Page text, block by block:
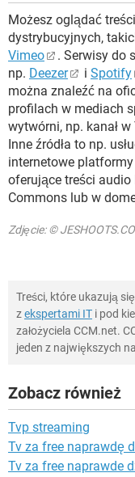
Możesz oglądać
dystrybucyjnych,
Vimeo
. Serwisy do
np. Deezer i Spotify
można znaleźć na
profilach w mediach
wytwórni, np. kanał
Inne źródła to np.
internetowe
oferujące treści
Commons lub w
Zdjęcie: ©
Treści, które ukazują
zekspertami IT i pod
założyciela CCM.net.
jeden z największych
Zobacz również
Tvp streaming
Tv za free naprawdę
Tv za free naprawde